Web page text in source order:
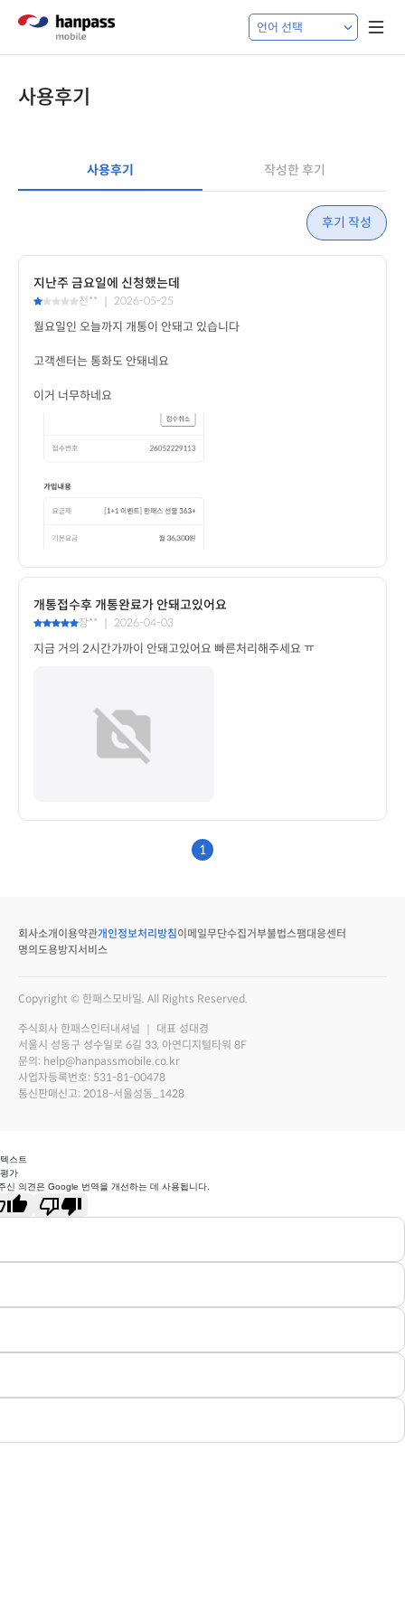
사용후기
사용후기 작성한 후기
후기 작성
지난주 금요일에 신청했는데
천** ｜ 2026-05-25
이거 너무하네요
개통접수후 개통완료가 안돼고있어요
장** ｜ 2026-04-03
지금 거의 2시간가까이 안돼고있어요 빠른처리해주세요 ㅠ
1
회사소개이용약관개인정보처리방침이메일무단수집거부불법스팸대응센터
명의도용방지서비스
Copyright © 한패스모바일. All Rights Reserved.
주식회사 한패스인터내셔널 ｜ 대표 성대경
서울시 성동구 성수일로 6길 33, 아연디지털타워 8F
문의: help@hanpassmobile.co.kr
사업자등록번호: 531-81-00478
통신판매신고: 2018-서울성동_1428
스트
가
신 의견은 Google 번역을 개선하는 데 사용됩니다.